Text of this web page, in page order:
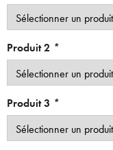
Produit 2 *
Produit 3 *